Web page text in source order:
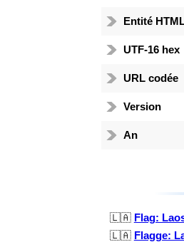
Entité
UTF-16 hex
URL codée
Version
An
🇱🇦 Flag:
🇱🇦 Flagge: